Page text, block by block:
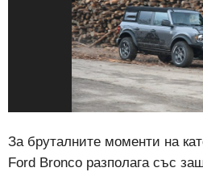
За бруталните моменти на
Ford Bronco разполага със